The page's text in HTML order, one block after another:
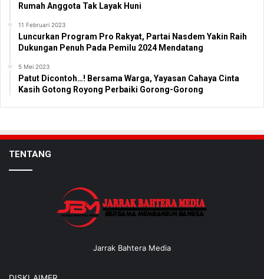
Rumah Anggota Tak Layak Huni
11 Februari 2023
Luncurkan Program Pro Rakyat, Partai Nasdem Yakin Raih
Dukungan Penuh Pada Pemilu 2024 Mendatang
5 Mei 2023
Patut Dicontoh…! Bersama Warga, Yayasan Cahaya Cinta
Kasih Gotong Royong Perbaiki Gorong-Gorong
TENTANG
Jarrak Bahtera Media